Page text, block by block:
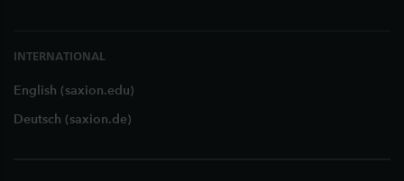
INTERNATIONAL
English (saxion.edu)
Deutsch (saxion.de)